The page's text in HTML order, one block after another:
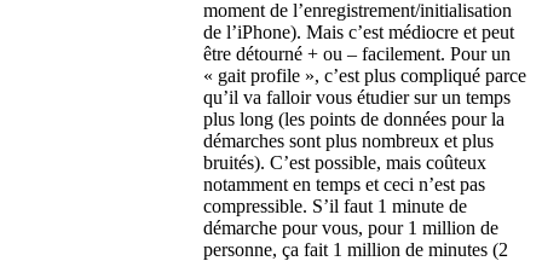
moment de l’enregistrement/initialisation
de l’iPhone). Mais c’est médiocre et peut
être détourné + ou – facilement. Pour un
« gait profile », c’est plus compliqué parce
qu’il va falloir vous étudier sur un temps
plus long (les points de données pour la
démarches sont plus nombreux et plus
bruités). C’est possible, mais coûteux
notamment en temps et ceci n’est pas
compressible. S’il faut 1 minute de
démarche pour vous, pour 1 million de
personne, ça fait 1 million de minutes (2